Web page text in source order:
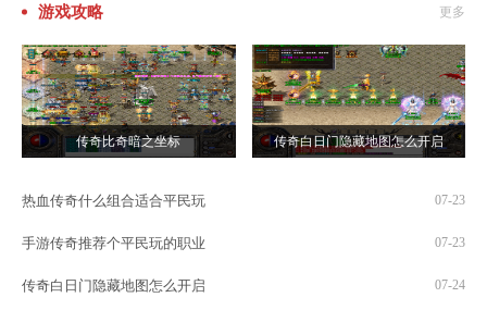
游戏攻略 更多
传奇比奇暗之坐标 传奇白日门隐藏地图怎么开启
热血传奇什么组合适合平民玩 07-23
手游传奇推荐个平民玩的职业 07-23
传奇白日门隐藏地图怎么开启 07-24